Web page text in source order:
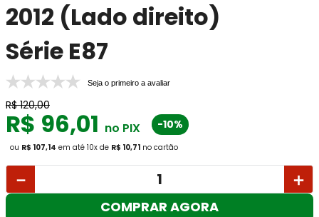
2012 (Lado direito)
Série E87
Seja o primeiro a avaliar
R$ 120,00
R$ 96,01 no PIX -10%
ou R$ 107,14 em até 10x de R$ 10,71 no cartão
＋
－
COMPRAR AGORA